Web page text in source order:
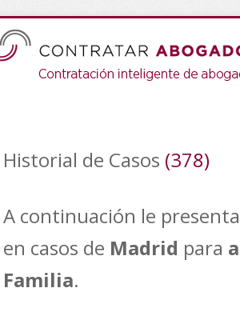
Historial de Casos (378)
A continuación le
en casos de Madrid para
Familia.